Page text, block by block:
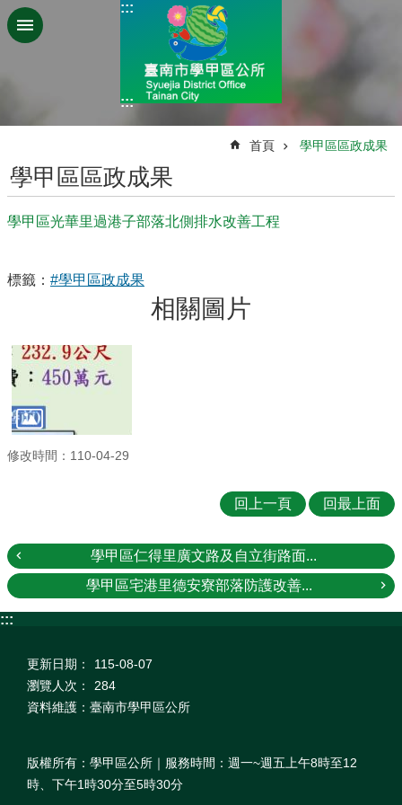
跳到主要內容區塊
:::
:::
首頁 學甲區區政成果
學甲區區政成果
學甲區光華里過港子部落北側排水改善工程
標籤： #學甲區政成果
相關圖片
修改時間：110-04-29
回上一頁 回最上面
學甲區仁得里廣文路及自立街路面...
學甲區宅港里德安寮部落防護改善...
:::
更新日期：
115-08-07
瀏覽人次：
284
資料維護：臺南市學甲區公所
版權所有：學甲區公所｜服務時間：週一~週五上午8時至12
時、下午1時30分至5時30分